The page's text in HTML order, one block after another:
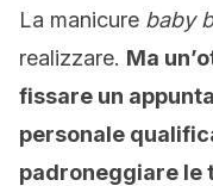
La manicure baby
realizzare. Ma
fissare un
personale
padroneggiare le